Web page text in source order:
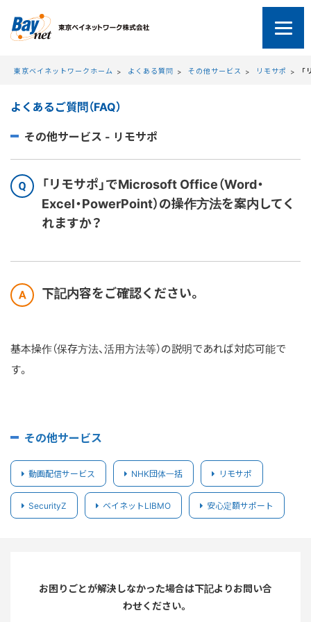
東京ベイネットワークホーム よくある質問 その他サービス リモサポ
よくあるご質問（FAQ）
その他サービス - リモサポ
「リモサポ」でMicrosoft Office（Word・
Excel・PowerPoint）の操作方法を案内してく
れますか？
下記内容をご確認ください。
基本操作（保存方法、活用方法等）の説明であれば対応可能で
す。
その他サービス
動画配信サービス NHK団体一括 リモサポ
SecurityZ ベイネットLIBMO 安心定額サポート
お困りごとが解決しなかった場合は下記よりお問い合
わせください。